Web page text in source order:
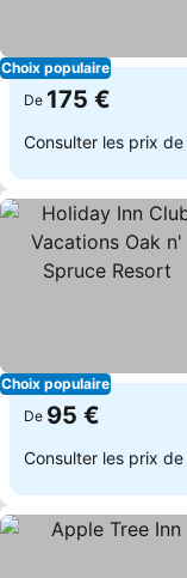
Choix populaire
De 175 €
Consulter les prix de
Choix populaire
De 95 €
Consulter les prix de